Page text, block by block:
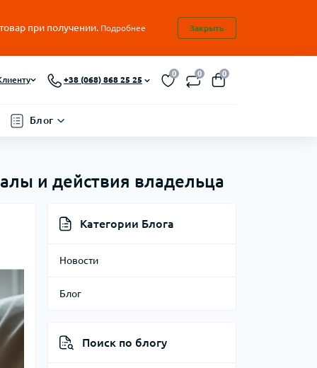
при получении. Подробнее Закрыть
+38 (068) 868 25 25
0 0 0
Блог
и действия владельца
Категории Блога
Новости
Блог
Поиск по блогу